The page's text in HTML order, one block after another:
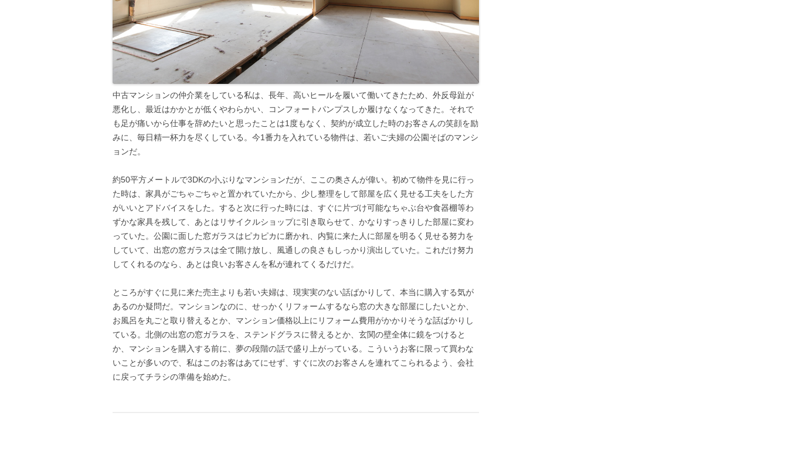
中古マンションの仲介業をしている私は、長年、高いヒールを履いて働いてきたため、外反母趾が
悪化し、最近はかかとが低くやわらかい、コンフォートパンプスしか履けなくなってきた。それで
も足が痛いから仕事を辞めたいと思ったことは1度もなく、契約が成立した時のお客さんの笑顔を励
みに、毎日精一杯力を尽くしている。今1番力を入れている物件は、若いご夫婦の公園そばのマンシ
ョンだ。
約50平方メートルで3DKの小ぶりなマンションだが、ここの奥さんが偉い。初めて物件を見に行っ
た時は、家具がごちゃごちゃと置かれていたから、少し整理をして部屋を広く見せる工夫をした方
がいいとアドバイスをした。すると次に行った時には、すぐに片づけ可能なちゃぶ台や食器棚等わ
ずかな家具を残して、あとはリサイクルショップに引き取らせて、かなりすっきりした部屋に変わ
っていた。公園に面した窓ガラスはピカピカに磨かれ、内覧に来た人に部屋を明るく見せる努力を
していて、出窓の窓ガラスは全て開け放し、風通しの良さもしっかり演出していた。これだけ努力
してくれるのなら、あとは良いお客さんを私が連れてくるだけだ。
ところがすぐに見に来た売主よりも若い夫婦は、現実実のない話ばかりして、本当に購入する気が
あるのか疑問だ。マンションなのに、せっかくリフォームするなら窓の大きな部屋にしたいとか、
お風呂を丸ごと取り替えるとか、マンション価格以上にリフォーム費用がかかりそうな話ばかりし
ている。北側の出窓の窓ガラスを、ステンドグラスに替えるとか、玄関の壁全体に鏡をつけると
か、マンションを購入する前に、夢の段階の話で盛り上がっている。こういうお客に限って買わな
いことが多いので、私はこのお客はあてにせず、すぐに次のお客さんを連れてこられるよう、会社
に戻ってチラシの準備を始めた。